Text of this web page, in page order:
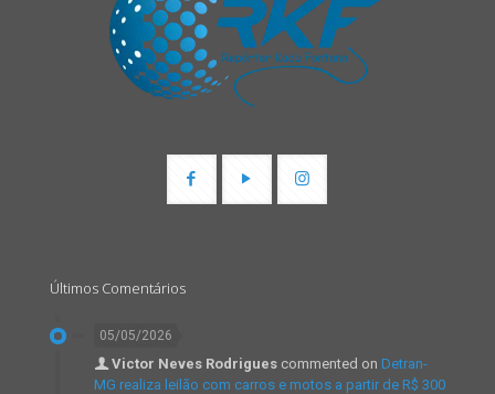
Últimos Comentários
05/05/2026
Victor Neves Rodrigues commented on Detran-
MG realiza leilão com carros e motos a partir de R$ 300